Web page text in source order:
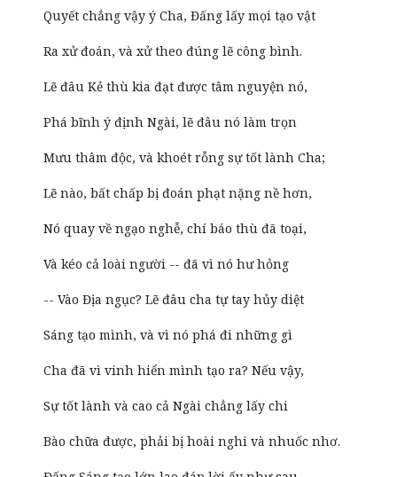
Quyết chẳng vậy ý Cha, Đấng lấy mọi tạo vật
Ra xử đoán, và xử theo đúng lẽ công bình.
Lẽ đâu Kẻ thù kia đạt được tâm nguyện nó,
Phá bĩnh ý định Ngài, lẽ đâu nó làm trọn
Mưu thâm độc, và khoét rỗng sự tốt lành Cha;
Lẽ nào, bất chấp bị đoán phạt nặng nề hơn,
Nó quay về ngạo nghễ, chí báo thù đã toại,
Và kéo cả loài người -- đã vì nó hư hỏng
-- Vào Địa ngục? Lẽ đâu cha tự tay hủy diệt
Sáng tạo mình, và vì nó phá đi những gì
Cha đã vì vinh hiển mình tạo ra? Nếu vậy,
Sự tốt lành và cao cả Ngài chẳng lấy chi
Bào chữa được, phải bị hoài nghi và nhuốc nhơ.